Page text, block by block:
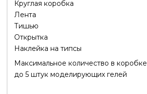
Круглая коробка
Лента
Тишью
Открытка
Наклейка на типсы
Максимальное количество в коробке
до 5 штук моделирующих гелей